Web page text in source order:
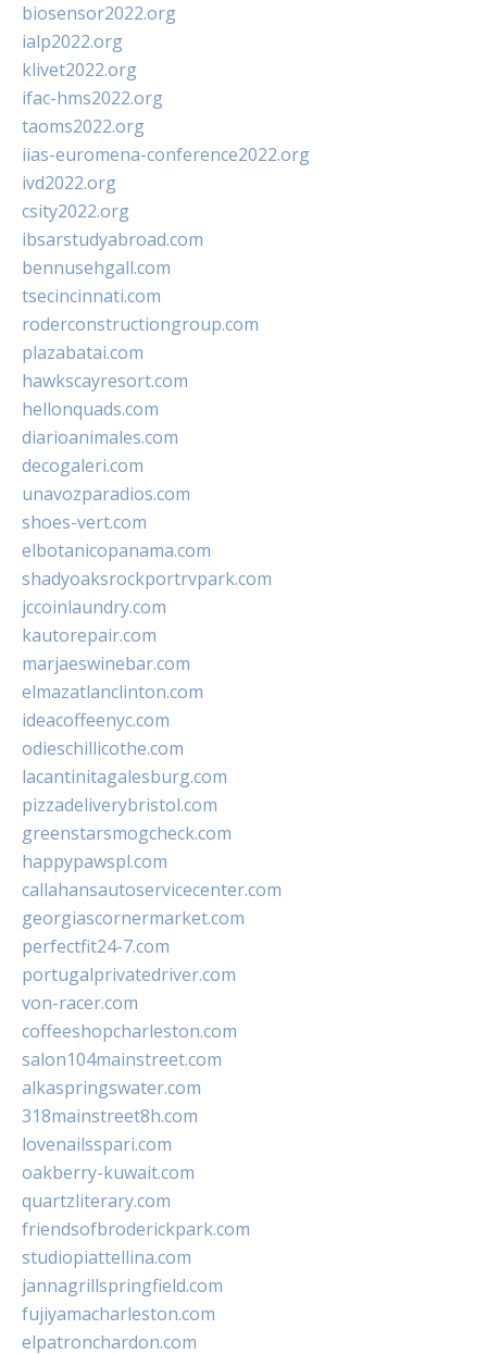
biosensor2022.org
ialp2022.org
klivet2022.org
ifac-hms2022.org
taoms2022.org
iias-euromena-conference2022.org
ivd2022.org
csity2022.org
ibsarstudyabroad.com
bennusehgall.com
tsecincinnati.com
roderconstructiongroup.com
plazabatai.com
hawkscayresort.com
hellonquads.com
diarioanimales.com
decogaleri.com
unavozparadios.com
shoes-vert.com
elbotanicopanama.com
shadyoaksrockportrvpark.com
jccoinlaundry.com
kautorepair.com
marjaeswinebar.com
elmazatlanclinton.com
ideacoffeenyc.com
odieschillicothe.com
lacantinitagalesburg.com
pizzadeliverybristol.com
greenstarsmogcheck.com
happypawspl.com
callahansautoservicecenter.com
georgiascornermarket.com
perfectfit24-7.com
portugalprivatedriver.com
von-racer.com
coffeeshopcharleston.com
salon104mainstreet.com
alkaspringswater.com
318mainstreet8h.com
lovenailsspari.com
oakberry-kuwait.com
quartzliterary.com
friendsofbroderickpark.com
studiopiattellina.com
jannagrillspringfield.com
fujiyamacharleston.com
elpatronchardon.com